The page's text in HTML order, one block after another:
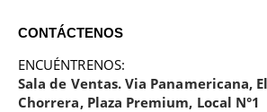
CONTÁCTENOS
ENCUÉNTRENOS:
Sala de Ventas. Via Panamericana,
Chorrera, Plaza Premium, Local N°1